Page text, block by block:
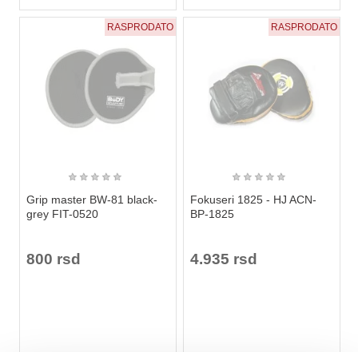
RASPRODATO
★ ★ ★ ★ ★
Grip master BW-81 black-
grey FIT-0520
800 rsd
RASPRODATO
★ ★ ★ ★ ★
Fokuseri 1825 - HJ ACN-
BP-1825
4.935 rsd